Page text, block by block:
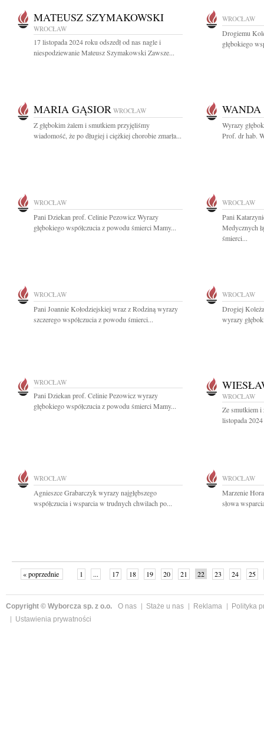
MATEUSZ SZYMAKOWSKI
WROCŁAW
17 listopada 2024 roku odszedł od nas nagle i
niespodziewanie Mateusz Szymakowski Zawsze...
WROCŁAW
Drogiemu
głębokiego
MARIA GĄSIOR WROCŁAW
Z głębokim żalem i smutkiem przyjęliśmy
wiadomość, że po długiej i ciężkiej chorobie zmarła...
WANDA
Wyrazy
Prof. dr hab.
WROCŁAW
Pani Dziekan prof. Celinie Pezowicz Wyrazy
głębokiego współczucia z powodu śmierci Mamy...
WROCŁAW
Pani
Medycznych
śmierci...
WROCŁAW
Pani Joannie Kołodziejskiej wraz z Rodziną wyrazy
szczerego współczucia z powodu śmierci...
WROCŁAW
Drogiej
wyrazy
WROCŁAW
Pani Dziekan prof. Celinie Pezowicz wyrazy
głębokiego współczucia z powodu śmierci Mamy...
WROCŁAW
Ze smutkiem i
listopada 2024
WROCŁAW
Agnieszce Grabarczyk wyrazy najgłębszego
współczucia i wsparcia w trudnych chwilach po...
WROCŁAW
Marzenie
słowa
« poprzednie 1 ... 17 18 19 20 21 22 23 24
25
Copyright © Wyborcza sp. z o.o. O nas Staże u nas Reklama
Polityka
Ustawienia prywatności